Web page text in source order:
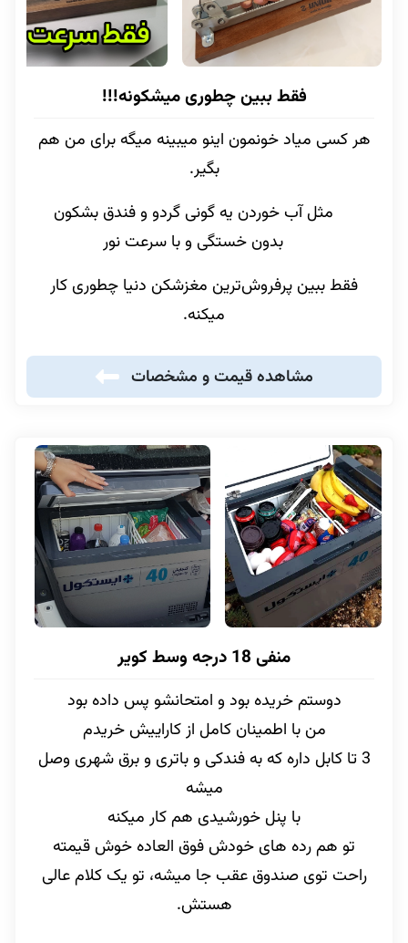
فقط ببین چطوری میشکونه!!!
هر کسی میاد خونمون اینو میبینه میگه برای من هم
بگیر.
مثل آب خوردن یه گونی گردو و فندق بشکون
بدون خستگی و با سرعت نور
فقط ببین پرفروش‌ترین مغزشکن دنیا چطوری کار
میکنه.
مشاهده قیمت و مشخصات
منفی 18 درجه وسط کویر
دوستم خریده بود و امتحانشو پس داده بود
من با اطمینان کامل از کاراییش خریدم
3 تا کابل داره که به فندکی و باتری و برق شهری وصل
میشه
با پنل خورشیدی هم کار میکنه
تو هم رده های خودش فوق العاده خوش قیمته
راحت توی صندوق عقب جا میشه، تو یک کلام عالی
هستش.